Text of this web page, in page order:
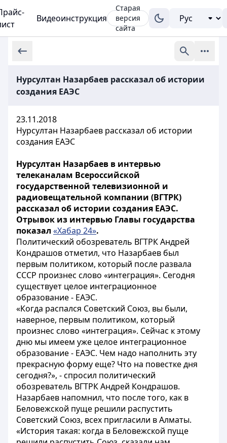
Видеоинструкция
Старая
версия
сайта
Нурсултан Назарбаев рассказал об истории
создания ЕАЭС
23.11.2018
Нурсултан Назарбаев рассказал об истории
создания ЕАЭС
Нурсултан Назарбаев в интервью
телеканалам Всероссийской
государственной телевизионной и
радиовещательной компании (ВГТРК)
рассказал об истории создания ЕАЭС.
Отрывок из интервью Главы государства
показал «Хабар 24».
Политический обозреватель ВГТРК Андрей
Кондрашов отметил, что Назарбаев был
первым политиком, который после развала
СССР произнес слово «интеграция». Сегодня
существует целое интеграционное
образование - ЕАЭС.
«Когда распался Советский Союз, вы были,
наверное, первым политиком, который
произнес слово «интеграция». Сейчас к этому
дню мы имеем уже целое интеграционное
образование - ЕАЭС. Чем надо наполнить эту
прекрасную форму еще? Что на повестке дня
сегодня?», - спросил политический
обозреватель ВГТРК Андрей Кондрашов.
Назарбаев напомнил, что после того, как в
Беловежской пуще решили распустить
Советский Союз, всех пригласили в Алматы.
«История такая: когда в Беловежской пуще